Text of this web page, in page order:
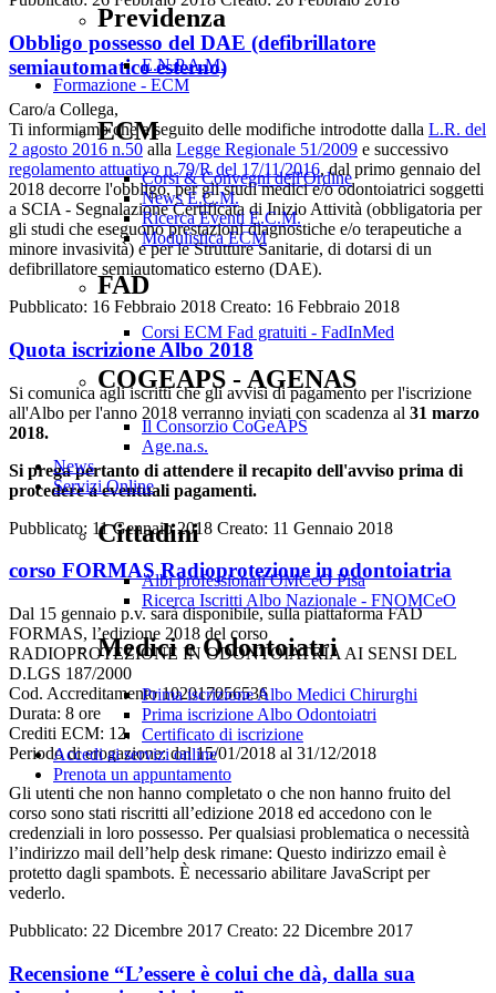
Previdenza
E.N.P.A.M.
Formazione - ECM
ECM
Corsi & Convegni dell'Ordine
News E.C.M.
Ricerca Eventi E.C.M.
Modulistica ECM
FAD
Corsi ECM Fad gratuiti - FadInMed
COGEAPS - AGENAS
Il Consorzio CoGeAPS
Age.na.s.
News
Servizi Online
Cittadini
Albi professionali OMCeO Pisa
Ricerca Iscritti Albo Nazionale - FNOMCeO
Medici e Odontoiatri
Prima iscrizione Albo Medici Chirurghi
Prima iscrizione Albo Odontoiatri
Certificato di iscrizione
Accedi ai servizi online
Prenota un appuntamento
Obbligo possesso del DAE (defibrillatore
semiautomatico esterno)
Caro/a Collega,
Ti informiamo che a seguito delle modifiche introdotte dalla L.R. del
2 agosto 2016 n.50 alla Legge Regionale 51/2009 e successivo
regolamento attuativo n.79/R del 17/11/2016, dal primo gennaio del
2018 decorre l'obbligo, per gli studi medici e/o odontoiatrici soggetti
a SCIA - Segnalazione Certificata di Inizio Attività (obbligatoria per
gli studi che eseguono prestazioni diagnostiche e/o terapeutiche a
minore invasività) e per le Strutture Sanitarie, di dotarsi di un
defibrillatore semiautomatico esterno (DAE).
Pubblicato: 16 Febbraio 2018 Creato: 16 Febbraio 2018
Quota iscrizione Albo 2018
Si comunica agli iscritti che gli avvisi di pagamento per l'iscrizione
all'Albo per l'anno 2018 verranno inviati con scadenza al 31 marzo
2018.
Si prega pertanto di attendere il recapito dell'avviso prima di
procedere a eventuali pagamenti.
Pubblicato: 11 Gennaio 2018 Creato: 11 Gennaio 2018
corso FORMAS Radioprotezione in odontoiatria
Dal 15 gennaio p.v. sarà disponibile, sulla piattaforma FAD
FORMAS, l’edizione 2018 del corso
RADIOPROTEZIONE IN ODONTOIATRIA AI SENSI DEL
D.LGS 187/2000
Cod. Accreditamento 102017056536
Durata: 8 ore
Crediti ECM: 12.
Periodo di erogazione: dal 15/01/2018 al 31/12/2018
Gli utenti che non hanno completato o che non hanno fruito del
corso sono stati riscritti all’edizione 2018 ed accedono con le
credenziali in loro possesso. Per qualsiasi problematica o necessità
l’indirizzo mail dell’help desk rimane: Questo indirizzo email è
protetto dagli spambots. È necessario abilitare JavaScript per
vederlo.
Pubblicato: 22 Dicembre 2017 Creato: 22 Dicembre 2017
Recensione “L’essere è colui che dà, dalla sua